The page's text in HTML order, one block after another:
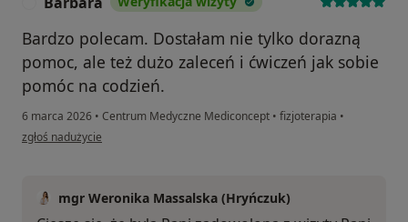
Bardzo polecam. Dostałam nie tylko dorazną
pomoc, ale też dużo zaleceń i ćwiczeń jak sobie
pomóc na codzień.
6 marca 2026 • Centrum Medyczne Mediconcept • fizjoterapia •
w opinii użytkownika Barbara
zgłoś nadużycie
mgr Weronika Massalska (Hryńczuk)